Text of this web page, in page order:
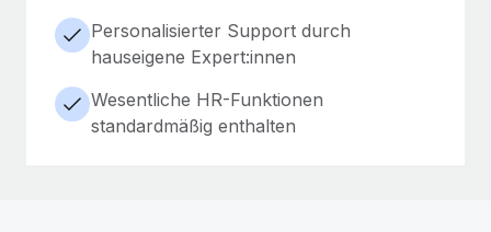
Personalisierter Support durch
hauseigene Expert:innen
Wesentliche HR-Funktionen
standardmäßig enthalten